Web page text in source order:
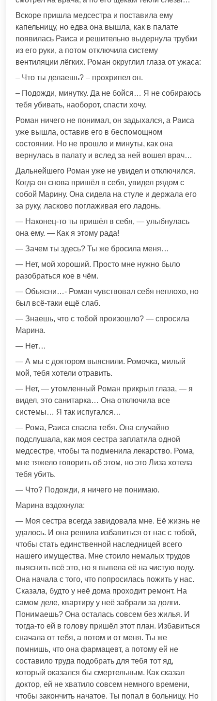
Вскоре пришла медсестра и поставила ему
капельницу, но едва она вышла, как в палате
появилась Раиса и решительно выдернула трубки
из его руки, а потом отключила систему
вентиляции лёгких. Роман округлил глаза от ужаса:
– Что ты делаешь? – прохрипел он.
– Подожди, минутку. Да не бойся… Я не собираюсь
тебя убивать, наоборот, спасти хочу.
Роман ничего не понимал, он задыхался, а Раиса
уже вышла, оставив его в беспомощном
состоянии. Но не прошло и минуты, как она
вернулась в палату и вслед за ней вошел врач…
Дальнейшего Роман уже не увидел и отключился.
Когда он снова пришёл в себя, увидел рядом с
собой Марину. Она сидела на стуле и держала его
за руку, ласково поглаживая его ладонь.
— Наконец-то ты пришёл в себя, — улыбнулась
она ему. — Как я этому рада!
— Зачем ты здесь? Ты же бросила меня…
— Нет, мой хороший. Просто мне нужно было
разобраться кое в чём.
— Объясни…- Роман чувствовал себя неплохо, но
был всё-таки ещё слаб.
— Знаешь, что с тобой произошло? — спросила
Марина.
— Нет…
— А мы с доктором выяснили. Ромочка, милый
мой, тебя хотели отравить.
— Нет, — утомленный Роман прикрыл глаза, — я
видел, это санитарка… Она отключила все
системы… Я так испугался…
— Рома, Раиса спасла тебя. Она случайно
подслушала, как моя сестра заплатила одной
медсестре, чтобы та подменила лекарство. Рома,
мне тяжело говорить об этом, но это Лиза хотела
тебя убить.
— Что? Подожди, я ничего не понимаю.
Марина вздохнула:
— Моя сестра всегда завидовала мне. Её жизнь не
удалось. И она решила избавиться от нас с тобой,
чтобы стать единственной наследницей всего
нашего имущества. Мне стоило немалых трудов
выяснить всё это, но я вывела её на чистую воду.
Она начала с того, что попросилась пожить у нас.
Сказала, будто у неё дома проходит ремонт. На
самом деле, квартиру у неё забрали за долги.
Понимаешь? Она осталась совсем без жилья. И
тогда-то ей в голову пришёл этот план. Избавиться
сначала от тебя, а потом и от меня. Ты же
помнишь, что она фармацевт, а потому ей не
составило труда подобрать для тебя тот яд,
который оказался бы смертельным. Как сказал
доктор, ей не хватило совсем немного времени,
чтобы закончить начатое. Ты попал в больницу. Но